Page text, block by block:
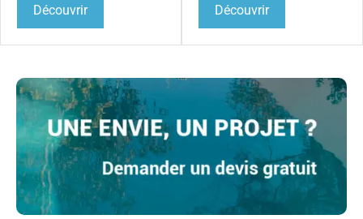
Découvrir Découvrir